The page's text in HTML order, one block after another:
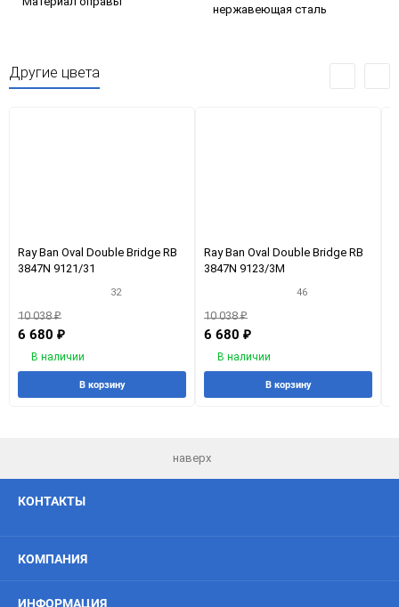
нержавеющая сталь
Другие цвета
Ray Ban Oval Double Bridge RB
3847N 9121/31
32
10 038₽
6 680 ₽
В наличии
В корзину
Ray Ban Oval Double Bridge RB
3847N 9123/3M
46
10 038₽
6 680 ₽
В наличии
В корзину
наверх
КОНТАКТЫ
КОМПАНИЯ
ИНФОРМАЦИЯ